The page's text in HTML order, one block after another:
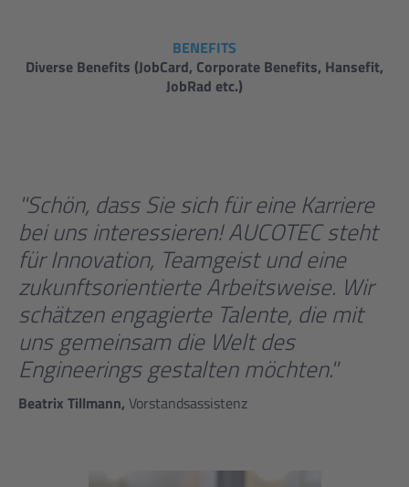
BENEFITS
Diverse Benefits (JobCard, Corporate Benefits, Hansefit,
JobRad etc.)
"Schön, dass Sie sich für eine Karriere
bei uns interessieren! AUCOTEC steht
für Innovation, Teamgeist und eine
zukunftsorientierte Arbeitsweise. Wir
schätzen engagierte Talente, die mit
uns gemeinsam die Welt des
Engineerings gestalten möchten."
Beatrix Tillmann, Vorstandsassistenz